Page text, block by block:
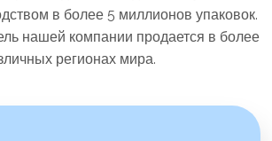
в более 5 миллионов упаковок.
нашей компании продается в более
регионах мира.